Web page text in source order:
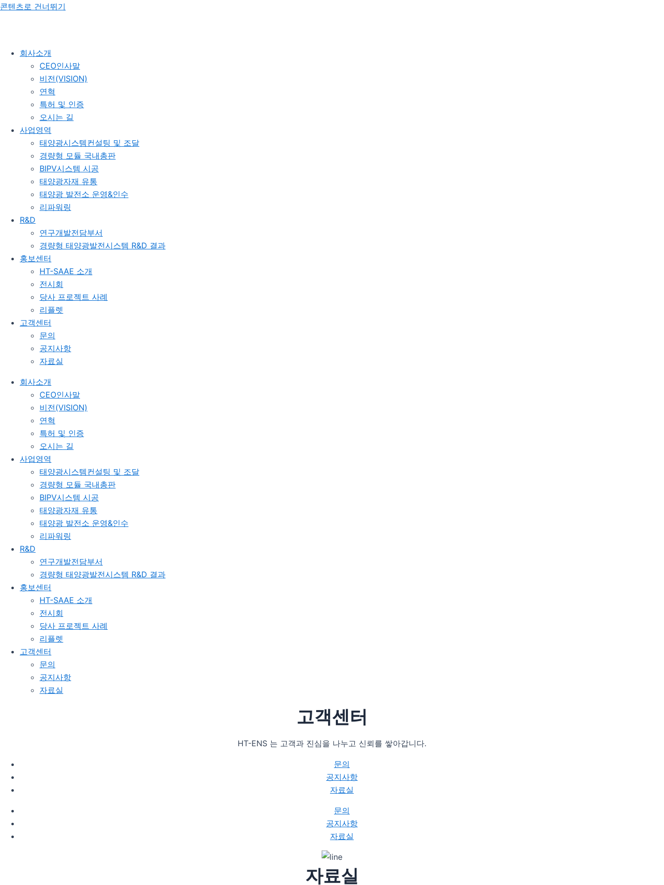
콘텐츠로 건너뛰기
회사소개
CEO인사말
비전(VISION)
연혁
특허 및 인증
오시는 길
사업영역
태양광시스템컨설팅 및 조달
경량형 모듈 국내총판
BIPV시스템 시공
태양광자재 유통
태양광 발전소 운영&인수
리파워링
R&D
연구개발전담부서
경량형 태양광발전시스템 R&D 결과
홍보센터
HT-SAAE 소개
전시회
당사 프로젝트 사례
리플렛
고객센터
문의
공지사항
자료실
회사소개
CEO인사말
비전(VISION)
연혁
특허 및 인증
오시는 길
사업영역
태양광시스템컨설팅 및 조달
경량형 모듈 국내총판
BIPV시스템 시공
태양광자재 유통
태양광 발전소 운영&인수
리파워링
R&D
연구개발전담부서
경량형 태양광발전시스템 R&D 결과
홍보센터
HT-SAAE 소개
전시회
당사 프로젝트 사례
리플렛
고객센터
문의
공지사항
자료실
고객센터
HT-ENS 는 고객과 진심을 나누고 신뢰를 쌓아갑니다.
문의
공지사항
자료실
문의
공지사항
자료실
자료실